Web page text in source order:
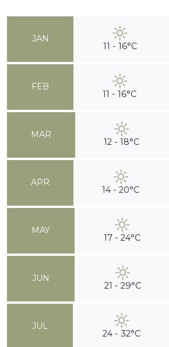
JAN
11 - 16°C
FEB
11 - 16°C
MAR
12 - 18°C
APR
14 - 20°C
MAY
17 - 24°C
JUN
21 - 29°C
JUL
24 - 32°C